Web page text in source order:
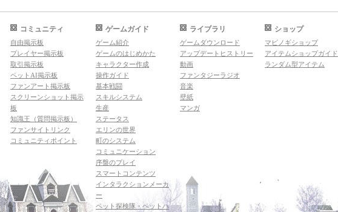
コミュニティ
自由掲示板
プレイヤー掲示板
取引掲示板
ペットAI掲示板
ファンアート掲示板
スクリーンショット掲示
板
知識王（質問掲示板）
ファンサイトリンク
コミュニティポイント
ゲームガイド
ゲーム紹介
ゲームのはじめかた
キャラクター作成
操作ガイド
基本戦闘
スキルシステム
生産
ステータス
エリンの世界
町のシステム
コミュニケーション
序盤のプレイ
スマートコンテンツ
インタラクションメーカ
ー
ペット探検隊・ペットハ
ライブラリ
ゲームダウンロード
アップデートヒストリー
動画
ファンタジーラジオ
音楽
壁紙
マンガ
ショップ
マビノギショップ
アイテムショップガイド
ランダム型アイテム